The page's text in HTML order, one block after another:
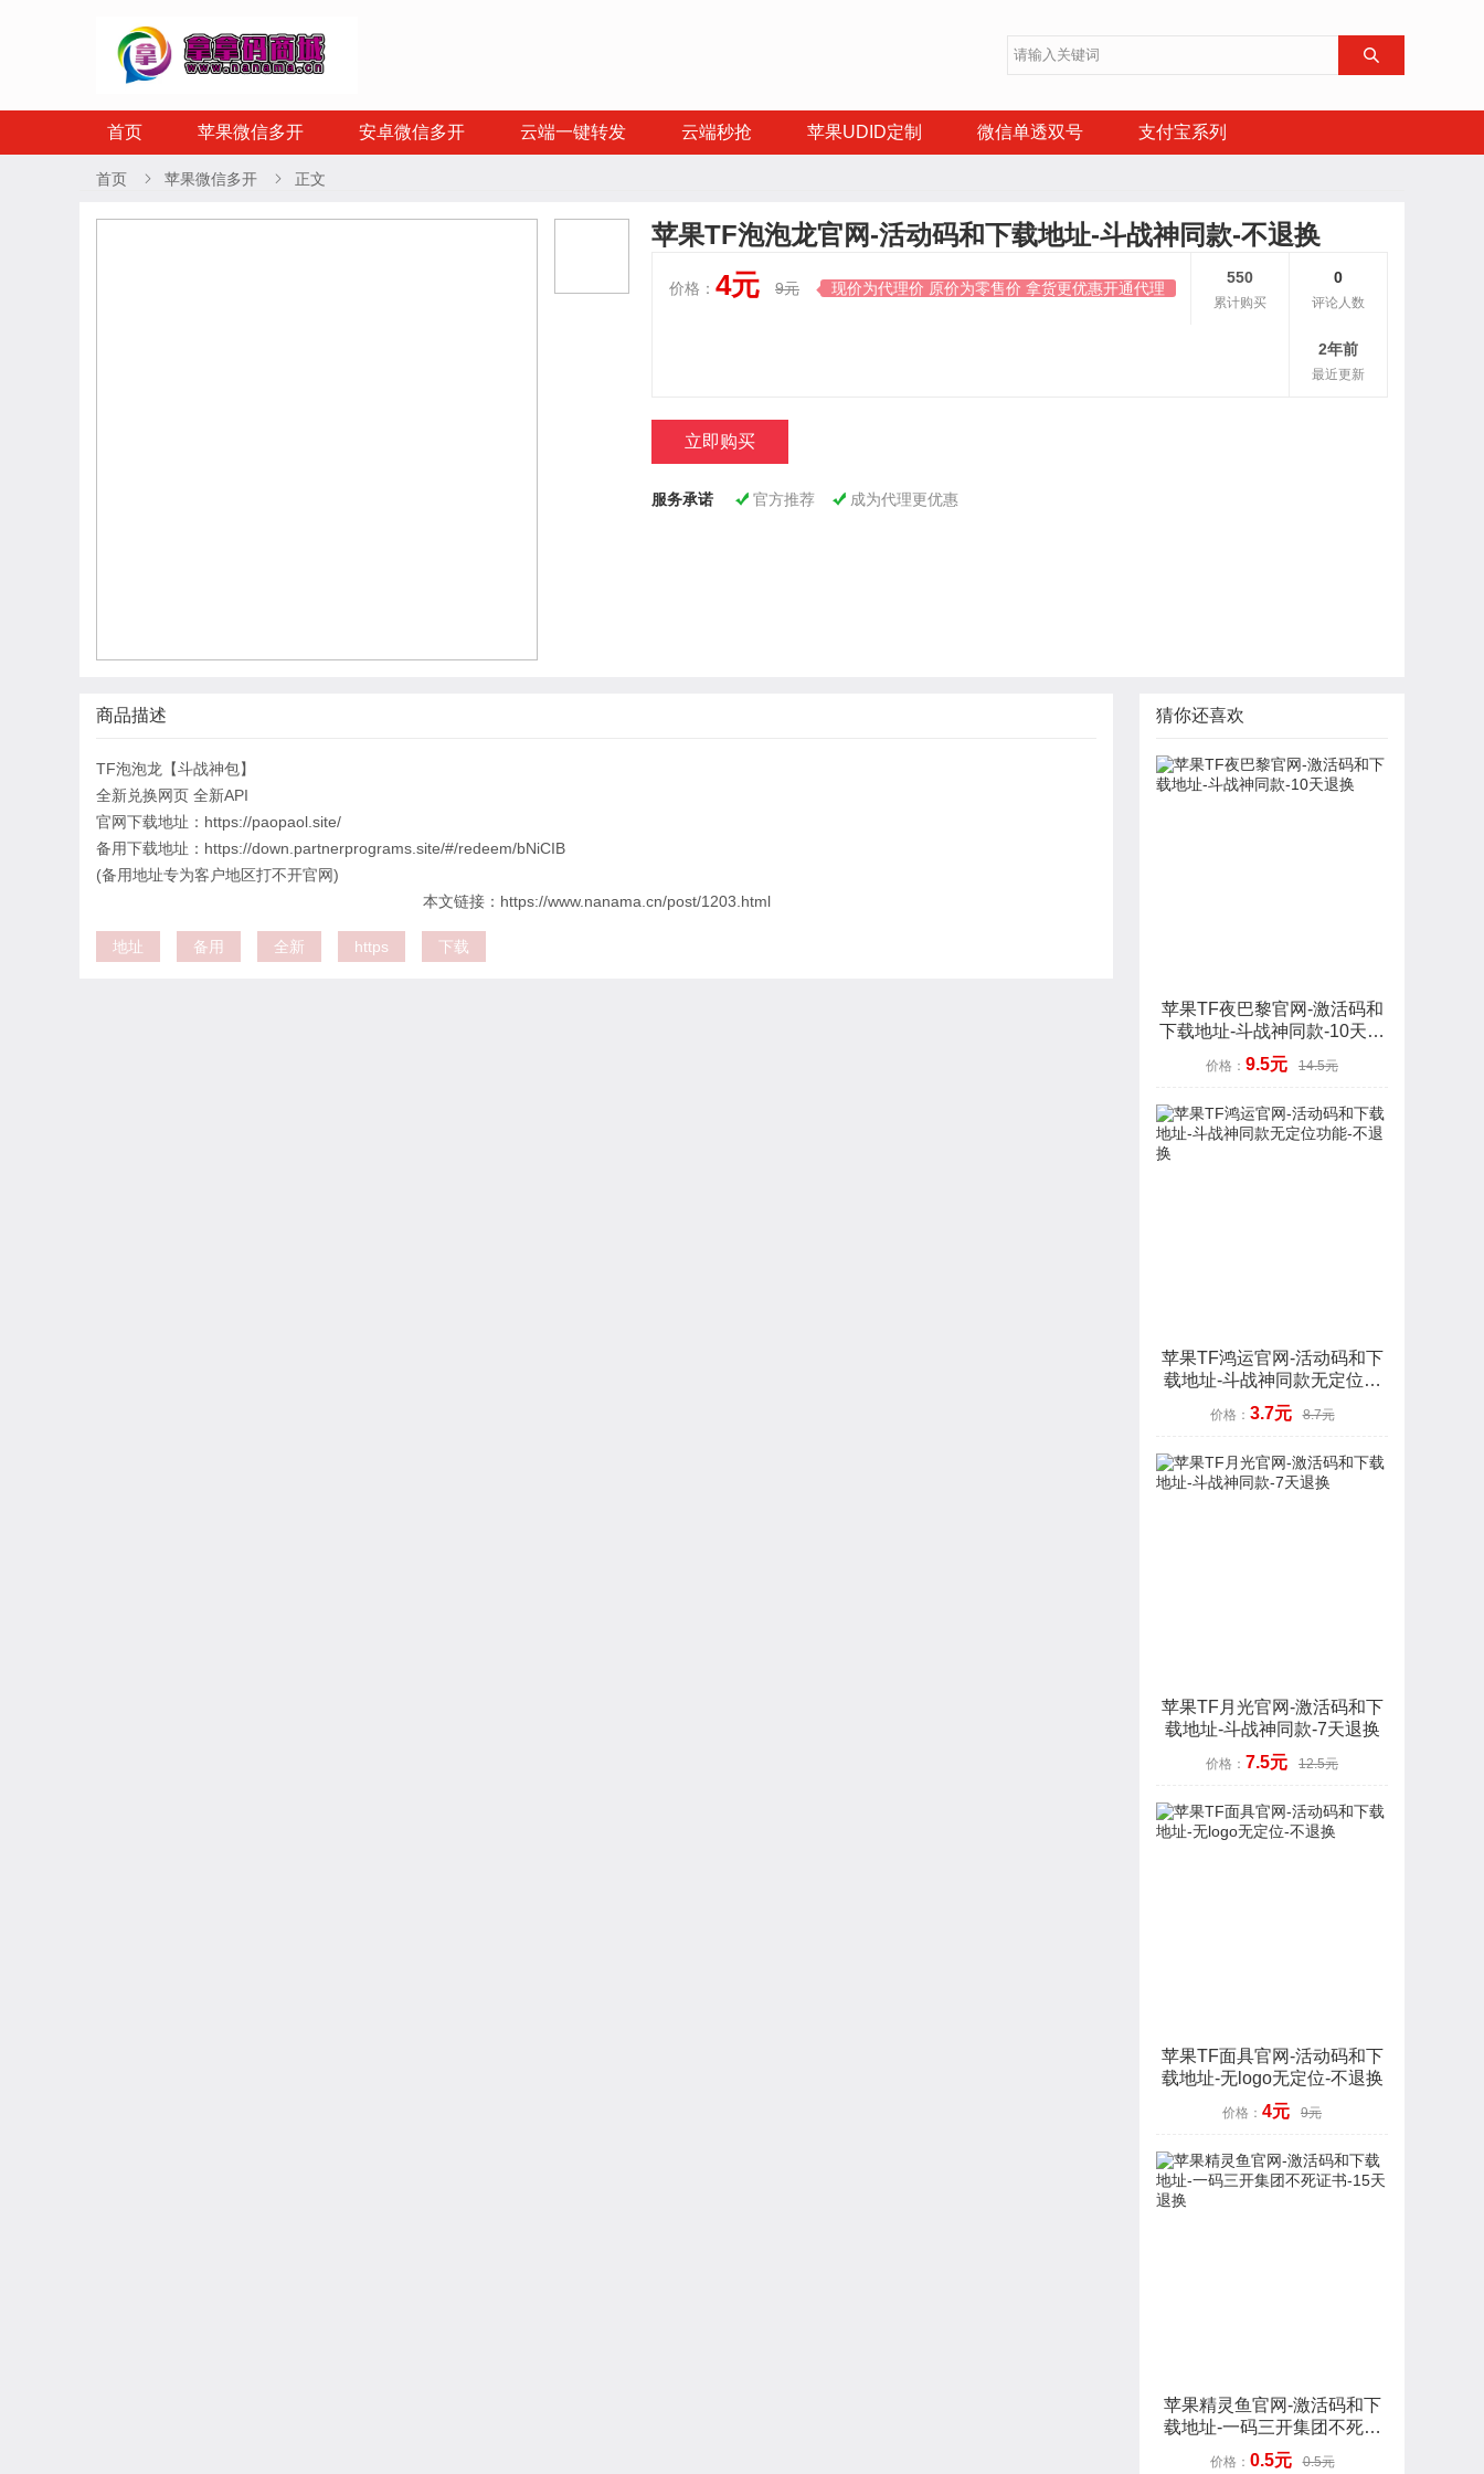

首页 苹果微信多开 安卓微信多开 云端一键转发 云端秒抢 苹果UDID定制 微信单透双号 支付宝系列
首页  苹果微信多开  正文
苹果TF泡泡龙官网-活动码和下载地址-斗战神同款-不退换
价格： 4元 9元  现价为代理价 原价为零售价 拿货更优惠开通代理
0
评论人数
550
累计购买
2年前
最近更新
立即购买
服务承诺  官方推荐  成为代理更优惠
商品描述
TF泡泡龙【斗战神包】
全新兑换网页 全新API
官网下载地址：https://paopaol.site/
备用下载地址：https://down.partnerprograms.site/#/redeem/bNiCIB
(备用地址专为客户地区打不开官网)
本文链接：https://www.nanama.cn/post/1203.html
地址 备用 全新 https 下载
猜你还喜欢
苹果TF夜巴黎官网-激活码和
下载地址-斗战神同款-10天退
换
价格： 9.5元 14.5元
苹果TF鸿运官网-活动码和下
载地址-斗战神同款无定位功
能-不退换
价格： 3.7元 8.7元
苹果TF月光官网-激活码和下
载地址-斗战神同款-7天退换
价格： 7.5元 12.5元
苹果TF面具官网-活动码和下
载地址-无logo无定位-不退换
价格： 4元 9元
苹果精灵鱼官网-激活码和下
载地址-一码三开集团不死证
书-15天退换
价格： 0.5元 0.5元